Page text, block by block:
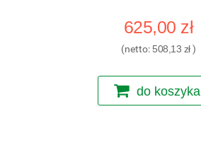
625,00 zł
(netto: 508,13 zł)
do koszyka